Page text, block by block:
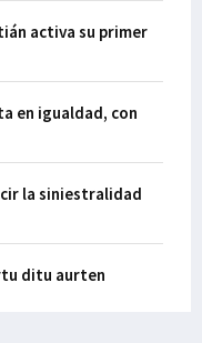
activa su primer
en igualdad, con
la siniestralidad
ditu aurten